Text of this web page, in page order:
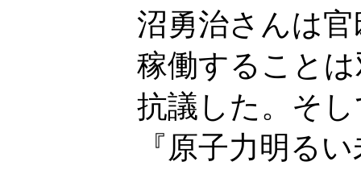
沼勇治さんは
稼働すること
抗議した。そ
『原子力明る